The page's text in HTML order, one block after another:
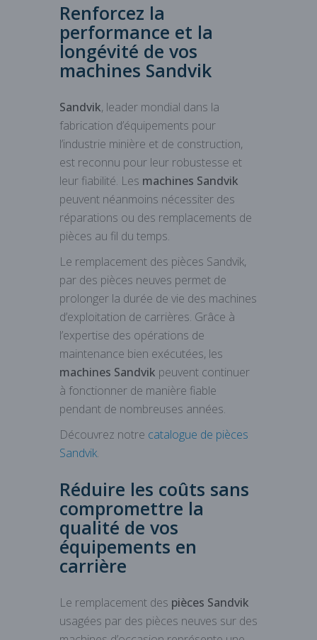
Renforcez la
performance et la
longévité de vos
machines Sandvik
Sandvik, leader mondial dans la
fabrication d’équipements pour
l’industrie minière et de construction,
est reconnu pour leur robustesse et
leur fiabilité. Les machines Sandvik
peuvent néanmoins nécessiter des
réparations ou des remplacements de
pièces au fil du temps.
Le remplacement des pièces Sandvik,
par des pièces neuves permet de
prolonger la durée de vie des machines
d’exploitation de carrières. Grâce à
l’expertise des opérations de
maintenance bien exécutées, les
machines Sandvik peuvent continuer
à fonctionner de manière fiable
pendant de nombreuses années.
Découvrez notre catalogue de pièces
Sandvik.
Réduire les coûts sans
compromettre la
qualité de vos
équipements en
carrière
Le remplacement des pièces Sandvik
usagées par des pièces neuves sur des